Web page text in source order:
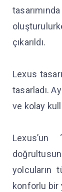
çıkarıldı.
Lexus
tasarladı.
ve kolay
Lexus’un
yolcuların
konforlu bir